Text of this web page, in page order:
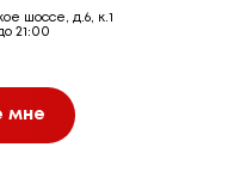
шоссе, д.6, к.1
21:00
мне